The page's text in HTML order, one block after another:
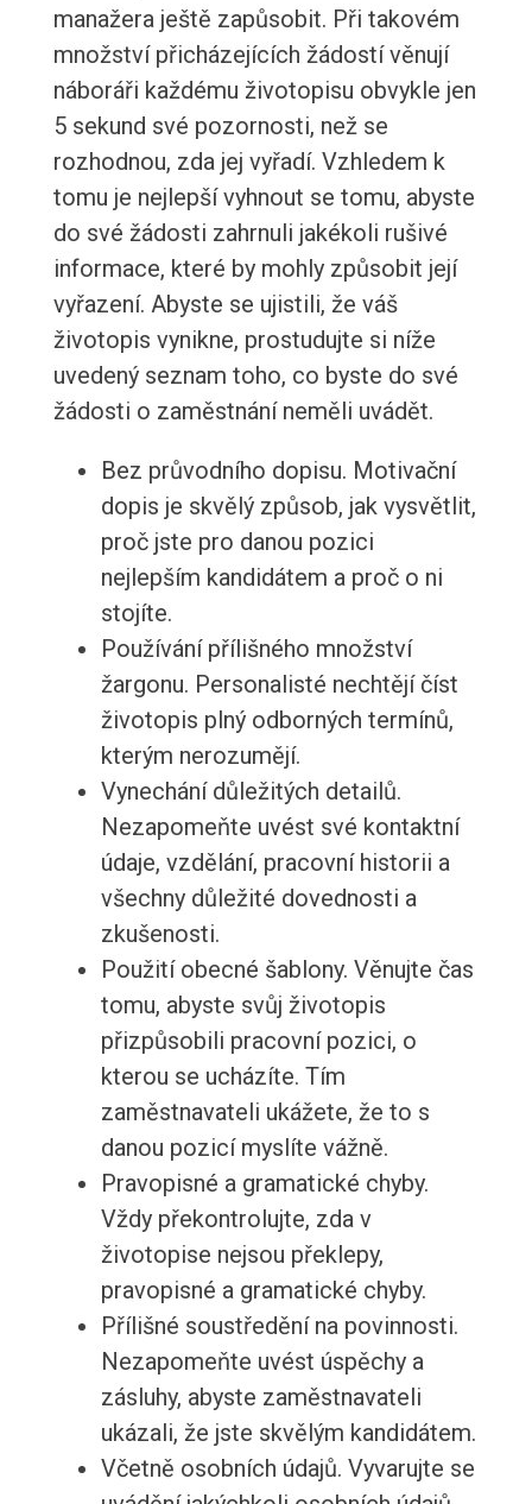
manažera ještě zapůsobit. Při takovém
množství přicházejících žádostí věnují
náboráři každému životopisu obvykle jen
5 sekund své pozornosti, než se
rozhodnou, zda jej vyřadí. Vzhledem k
tomu je nejlepší vyhnout se tomu, abyste
do své žádosti zahrnuli jakékoli rušivé
informace, které by mohly způsobit její
vyřazení. Abyste se ujistili, že váš
životopis vynikne, prostudujte si níže
uvedený seznam toho, co byste do své
žádosti o zaměstnání neměli uvádět.
Bez průvodního dopisu. Motivační
dopis je skvělý způsob, jak vysvětlit,
proč jste pro danou pozici
nejlepším kandidátem a proč o ni
stojíte.
Používání přílišného množství
žargonu. Personalisté nechtějí číst
životopis plný odborných termínů,
kterým nerozumějí.
Vynechání důležitých detailů.
Nezapomeňte uvést své kontaktní
údaje, vzdělání, pracovní historii a
všechny důležité dovednosti a
zkušenosti.
Použití obecné šablony. Věnujte čas
tomu, abyste svůj životopis
přizpůsobili pracovní pozici, o
kterou se ucházíte. Tím
zaměstnavateli ukážete, že to s
danou pozicí myslíte vážně.
Pravopisné a gramatické chyby.
Vždy překontrolujte, zda v
životopise nejsou překlepy,
pravopisné a gramatické chyby.
Přílišné soustředění na povinnosti.
Nezapomeňte uvést úspěchy a
zásluhy, abyste zaměstnavateli
ukázali, že jste skvělým kandidátem.
Včetně osobních údajů. Vyvarujte se